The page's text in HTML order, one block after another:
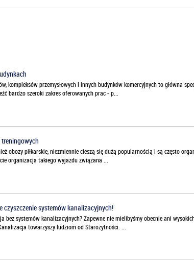
kompleksów przemysłowych i innych budynków komercyjnych to główna
bardzo szeroki zakres oferowanych prac - p...
obozy piłkarskie, niezmiennie cieszą się dużą popularnością i są często
organizacja takiego wyjazdu związana ...
czyszczenie systemów kanalizacyjnych!
bez systemów kanalizacyjnych? Zapewne nie mielibyśmy obecnie ani
towarzyszy ludziom od Starożytności. ...